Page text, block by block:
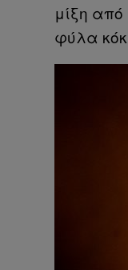
μίξη από
φύλα